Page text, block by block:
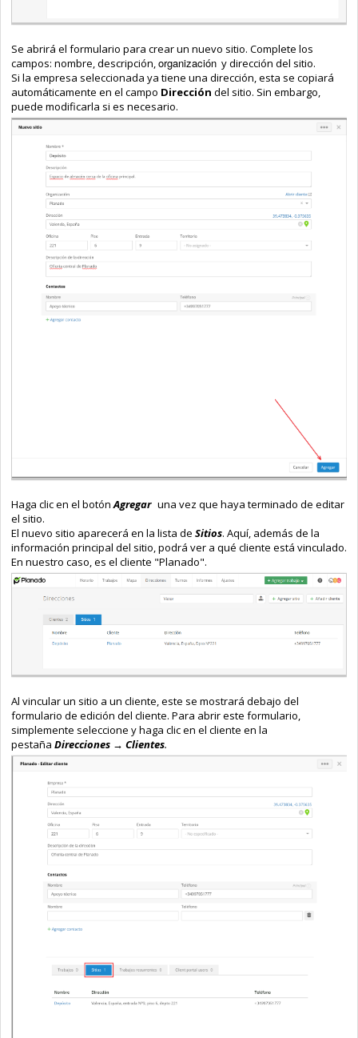
Se abrirá el formulario para crear un nuevo sitio. Complete los
campos: nombre, descripción,organización y dirección del sitio.
Si la empresa seleccionada ya tiene una dirección, esta se copiará
automáticamente en el campo Dirección del sitio. Sin embargo,
puede modificarla si es necesario.
Haga clic en el botónAgregar una vez que haya terminado de editar
el sitio.
El nuevo sitio aparecerá en la lista de Sitios. Aquí, además de la
información principal del sitio, podrá ver a qué cliente está vinculado.
En nuestro caso, es el cliente "Planado".
Al vincular un sitio a un cliente, este se mostrará debajo del
formulario de edición del cliente. Para abrir este formulario,
simplemente seleccione y haga clic en el cliente en la
pestaña Direcciones → Clientes.